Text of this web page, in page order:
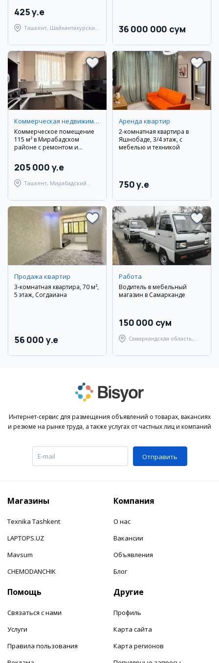
425 y.e
Ташкент, Шайхантахурский
36 000 000 сум
Коммерческая недвижимость
Коммерческое помещение
115 м² в Мирабадском
районе с ремонтом и
205 000 y.e
Ташкент, Мирабадский
Аренда квартир
2-комнатная квартира в
Яшнобаде, 3/4 этаж, с
мебелью и техникой
750 y.e
Продажа квартир
3-комнатная квартира, 70 м²,
5 этаж, Согдаиана
56 000 y.e
Работа
Водитель в мебельный
магазин в Самарканде
150 000 сум
Самаркандская область,
Интернет-сервис для размещения объявлений о товарах, вакансиях
и резюме на рынке труда, а также услугах от частных лиц и компаний
Отправить
Магазины
Texnika Tashkent
LAPTOPS.UZ
Mavsum
CHEMODANCHIK
Компания
О нас
Вакансии
Объявления
Блог
Помощь
Связаться с нами
Услуги
Правила пользования
Другие
Профиль
Карта сайта
Карта регионов